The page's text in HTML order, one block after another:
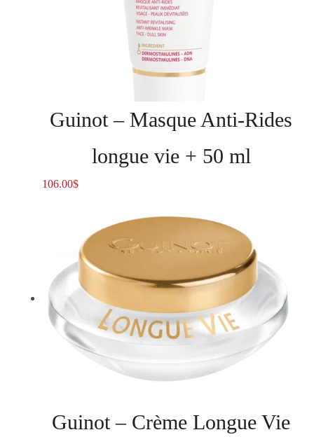
Guinot – Masque Anti-Rides
longue vie + 50 ml
106.00$
Guinot – Crème Longue Vie